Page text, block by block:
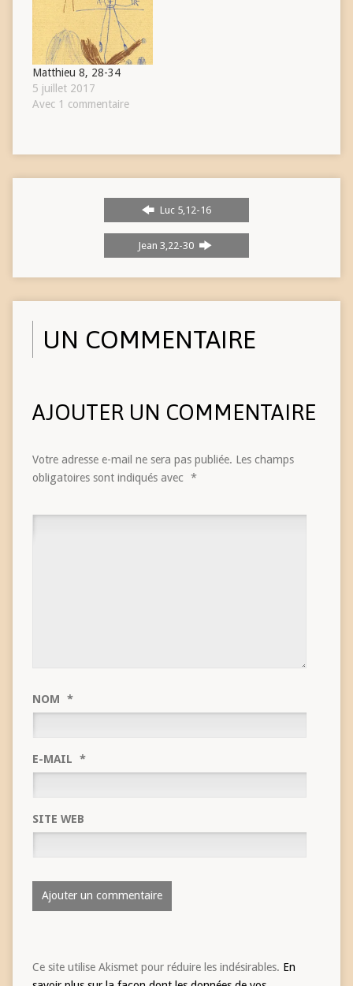
Matthieu 8, 28-34
5 juillet 2017
Avec 1 commentaire
Luc 5,12-16
Jean 3,22-30
UN COMMENTAIRE
AJOUTER UN COMMENTAIRE
Votre adresse e-mail ne sera pas publiée. Les champs
obligatoires sont indiqués avec *
NOM *
E-MAIL *
SITE WEB
Ce site utilise Akismet pour réduire les indésirables. En